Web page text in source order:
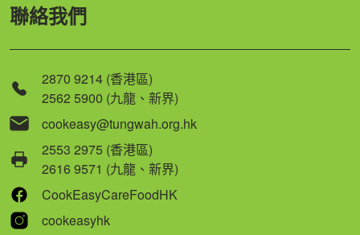
聯絡我們
2870 9214 (香港區)
2562 5900 (九龍、新界)
cookeasy@tungwah.org.hk
2553 2975 (香港區)
2616 9571 (九龍、新界)
CookEasyCareFoodHK
cookeasyhk